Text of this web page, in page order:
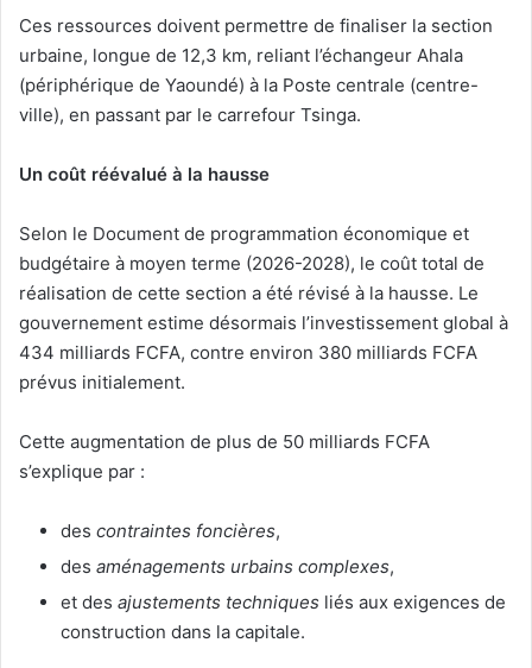
Ces ressources doivent permettre de finaliser la section
urbaine, longue de 12,3 km, reliant l’échangeur Ahala
(périphérique de Yaoundé) à la Poste centrale (centre-
ville), en passant par le carrefour Tsinga.
Un coût réévalué à la hausse
Selon le Document de programmation économique et
budgétaire à moyen terme (2026-2028), le coût total de
réalisation de cette section a été révisé à la hausse. Le
gouvernement estime désormais l’investissement global à
434 milliards FCFA, contre environ 380 milliards FCFA
prévus initialement.
Cette augmentation de plus de 50 milliards FCFA
s’explique par :
des contraintes foncières,
des aménagements urbains complexes,
et des ajustements techniques liés aux exigences de
construction dans la capitale.